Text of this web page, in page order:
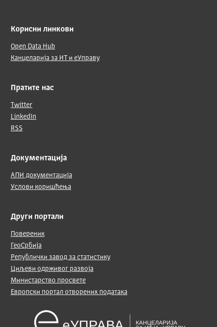
Корисни линкови
Open Data Hub
Канцеларија за ИТ и еУправу
Пратите нас
Twitter
LinkedIn
RSS
Документација
АПИ документација
Услови коришћења
Други портали
Повереник
ГеоСрбија
Републички завод за статистику
Циљеви одрживог развоја
Министарство просвете
Европски портал отворених података